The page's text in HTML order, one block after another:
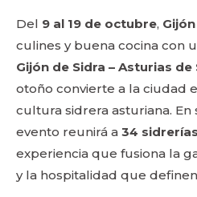
Del 9 al 19 de octubre, Gijón
culines y buena cocina con
Gijón de Sidra – Asturias de
otoño convierte a la ciudad
cultura sidrera asturiana. En
evento reunirá a 34 sidrerías
experiencia que fusiona la
y la hospitalidad que